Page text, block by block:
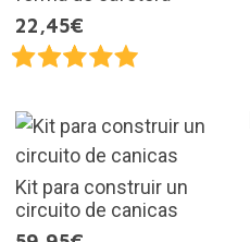
22,45€
Kit para construir un
circuito de canicas